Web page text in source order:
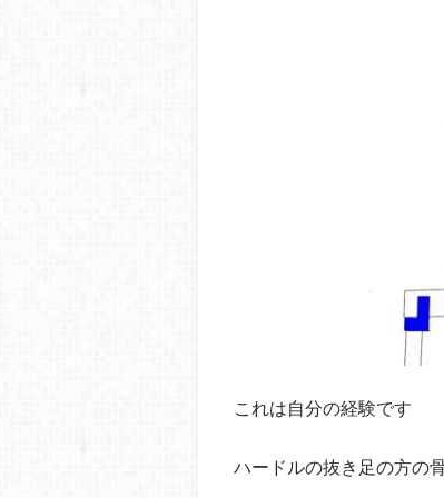
これは自分の経験です
ハードルの抜き足の方の